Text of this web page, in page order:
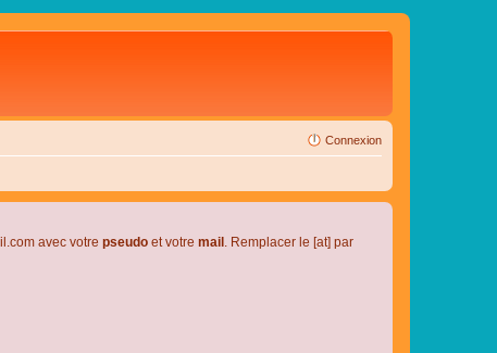
Connexion
avec votre pseudo et votre mail . Remplacer le [at] par